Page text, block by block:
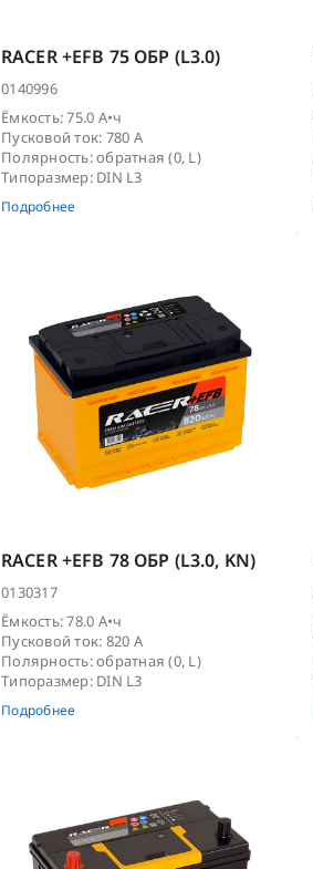
RACER +EFB 75 ОБР (L3.0)
0140996
Ёмкость: 75.0 А•ч
Пусковой ток: 780 А
Полярность: обратная (0, L)
Типоразмер: DIN L3
Подробнее
RACER +EFB 78 ОБР (L3.0, KN)
0130317
Ёмкость: 78.0 А•ч
Пусковой ток: 820 А
Полярность: обратная (0, L)
Типоразмер: DIN L3
Подробнее